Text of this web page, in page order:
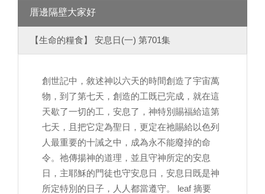
厝邊隔壁大家好
【生命的糧食】 安息日(一) 第701集
創世記中，敘述神以六天的時間創造了宇宙萬
物，到了第七天，創造的工既已完成，就在這
天歇了一切的工，安息了，神特別賜福給這第
七天，且把它定為聖日，更定在祂賜給以色列
人最重要的十誡之中，成為永不能廢掉的命
令。祂傳揚神的道理，並且守神所定的安息
日，主耶穌的門徒也守安息日，安息日既是神
所定特別的日子，人人都當遵守。 leaf 摘要